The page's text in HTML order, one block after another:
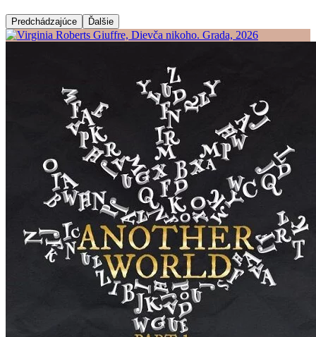
Predchádzajúce Ďalšie